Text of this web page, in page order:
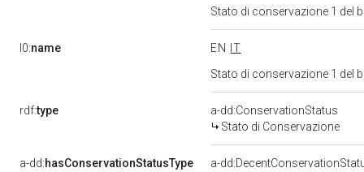
Stato di conservazione 1 del
l0:name EN
IT
Stato di conservazione 1 del
rdf:type
a-dd:ConservationStatus
Stato di Conservazione
a-dd:hasConservationStatusType
a-